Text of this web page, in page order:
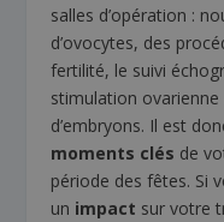
salles d’opération :
d’ovocytes, des
fertilité, le suivi
stimulation
d’embryons. Il est
moments clés de
période des fêtes. Si
un impact sur votre